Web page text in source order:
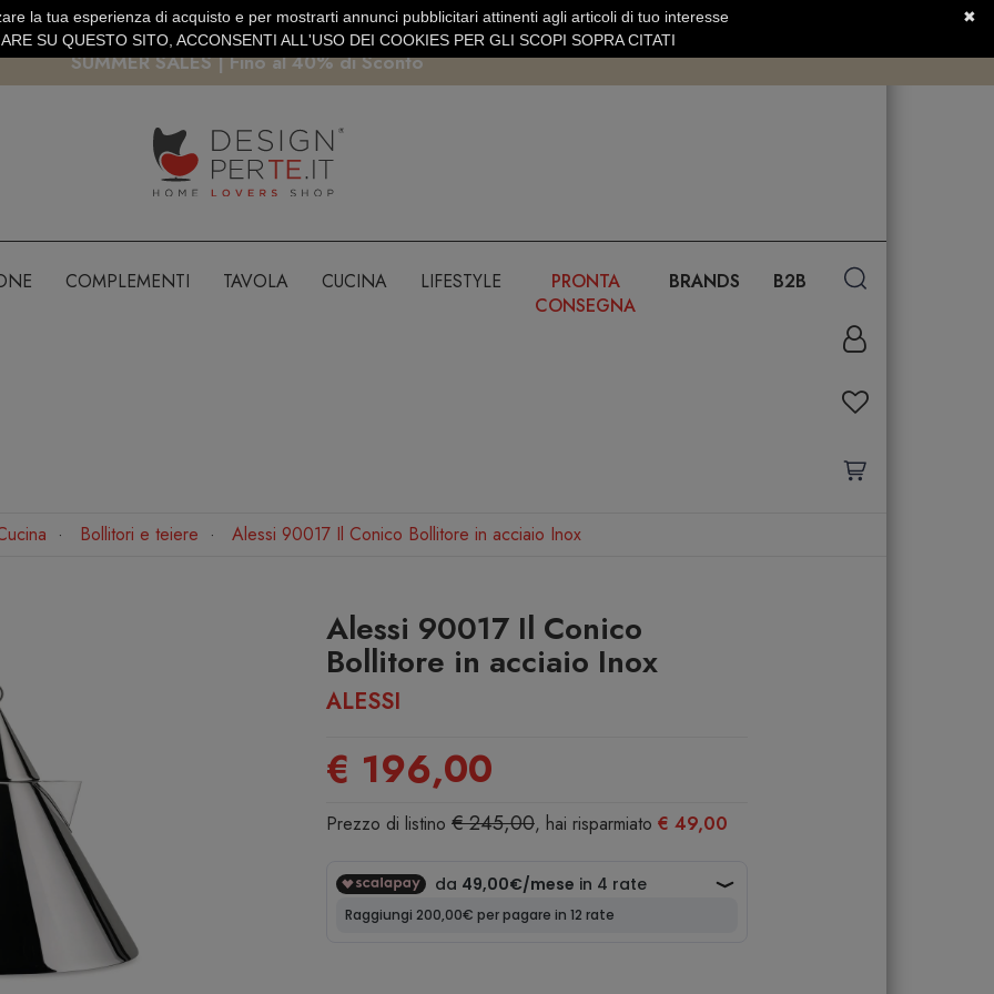
PAGAMENTO SICURO PAYPAL · CARTA DI CREDITO SERVIZIO CLIENTI +39.0773.470.562
SUMMER SALES | Fino al 40% di Sconto
COMPLEMENTI TAVOLA CUCINA LIFESTYLE
PRONTA
CONSEGNA
BRANDS B2B
Bollitori e teiere Alessi 90017 Il Conico Bollitore in acciaio Inox
Alessi 90017 Il Conico
Bollitore in acciaio Inox
ALESSI
€ 196,00
Prezzo di listino € 245,00, hai risparmiato € 49,00
✖
la tua esperienza di acquisto e per mostrarti annunci pubblicitari attinenti agli articoli di tuo interesse
SU QUESTO SITO, ACCONSENTI ALL'USO DEI COOKIES PER GLI SCOPI SOPRA CITATI